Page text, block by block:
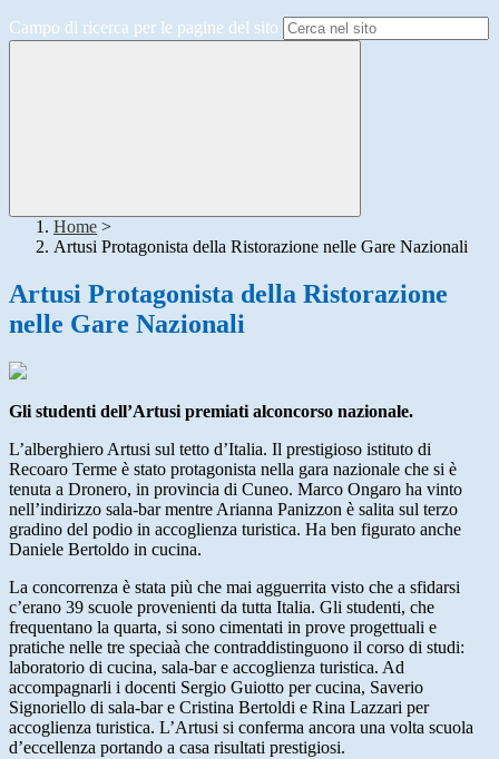
Campo di ricerca per le pagine del sito
Home >
Artusi Protagonista della Ristorazione nelle Gare Nazionali
Artusi Protagonista della Ristorazione
nelle Gare Nazionali
Gli studenti dell’Artusi premiati alconcorso nazionale.
L’alberghiero Artusi sul tetto d’Italia. Il prestigioso istituto di
Recoaro Terme è stato protagonista nella gara nazionale che si è
tenuta a Dronero, in provincia di Cuneo. Marco Ongaro ha vinto
nell’indirizzo sala-bar mentre Arianna Panizzon è salita sul terzo
gradino del podio in accoglienza turistica. Ha ben figurato anche
Daniele Bertoldo in cucina.
La concorrenza è stata più che mai agguerrita visto che a sfidarsi
c’erano 39 scuole provenienti da tutta Italia. Gli studenti, che
frequentano la quarta, si sono cimentati in prove progettuali e
pratiche nelle tre speciaà che contraddistinguono il corso di studi:
laboratorio di cucina, sala-bar e accoglienza turistica. Ad
accompagnarli i docenti Sergio Guiotto per cucina, Saverio
Signoriello di sala-bar e Cristina Bertoldi e Rina Lazzari per
accoglienza turistica. L’Artusi si conferma ancora una volta scuola
d’eccellenza portando a casa risultati prestigiosi.